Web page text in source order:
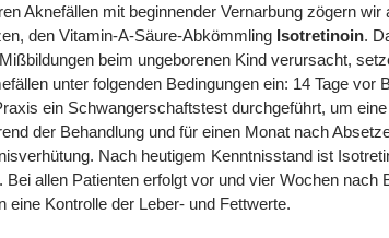
Aknefällen mit beginnender Vernarbung zögern
den Vitamin-A-Säure-Abkömmling Isotretinoin.
beim ungeborenen Kind verursacht,
unter folgenden Bedingungen ein: 14 Tage
ein Schwangerschaftstest durchgeführt, um
der Behandlung und für einen Monat nach
Nach heutigem Kenntnisstand ist
Bei allen Patienten erfolgt vor und vier Wochen
eine Kontrolle der Leber- und Fettwerte.